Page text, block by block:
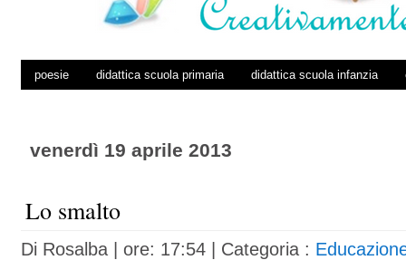
poesie didattica scuola primaria didattica scuola infanzia
venerdì 19 aprile 2013
Lo smalto
Di Rosalba| ore: 17:54 | Categoria :